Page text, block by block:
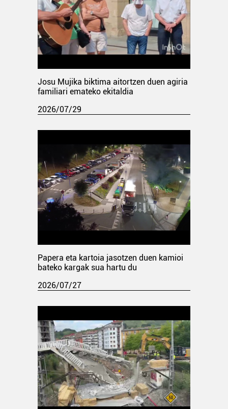
Josu Mujika biktima aitortzen duen agiria
familiari emateko ekitaldia
2026/07/29
Papera eta kartoia jasotzen duen kamioi
bateko kargak sua hartu du
2026/07/27